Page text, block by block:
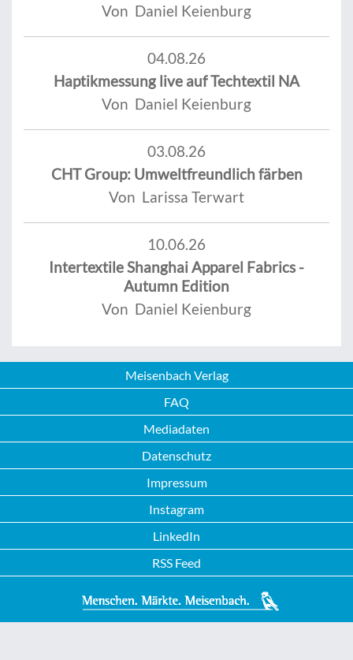
Von Daniel Keienburg
04.08.26
Haptikmessung live auf Techtextil NA
Von Daniel Keienburg
03.08.26
CHT Group: Umweltfreundlich färben
Von Larissa Terwart
10.06.26
Intertextile Shanghai Apparel Fabrics -
Autumn Edition
Von Daniel Keienburg
Meisenbach Verlag
FAQ
Mediadaten
Datenschutz
Impressum
Instagram
LinkedIn
RSS Feed